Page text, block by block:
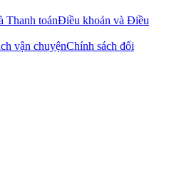
Thanh toánĐiều khoản và Điều
vận chuyệnChính sách đổi